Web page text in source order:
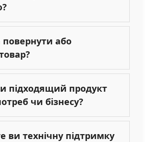
або
підходящий продукт
чи бізнесу?
ви технічну підтримку